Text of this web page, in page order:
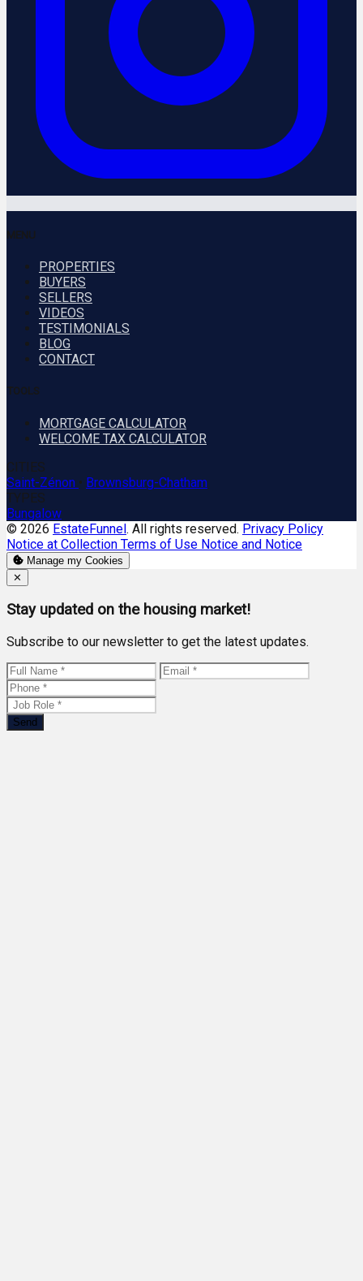
MENU
PROPERTIES
BUYERS
SELLERS
VIDEOS
TESTIMONIALS
BLOG
CONTACT
TOOLS
MORTGAGE CALCULATOR
WELCOME TAX CALCULATOR
CITIES
Saint-Zénon • Brownsburg-Chatham
TYPES
Bungalow
© 2026 EstateFunnel. All rights reserved. Privacy Policy
Notice at Collection Terms of Use Notice and Notice
Manage my Cookies
Close
✕
Stay updated on the housing market!
Subscribe to our newsletter to get the latest updates.
Send